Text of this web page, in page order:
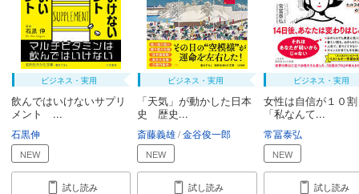
ビジネス・実用
飲んではいけないサプリ
メント ...
石黒伸
NEW
試し読み
ビジネス・実用
「天気」が動かした日本
史 歴史...
斎藤義雄 金谷俊一郎
NEW
試し読み
ビジネス・実用
女性は自信が１０
「私なんて...
常冨泰弘
NEW
試し読み